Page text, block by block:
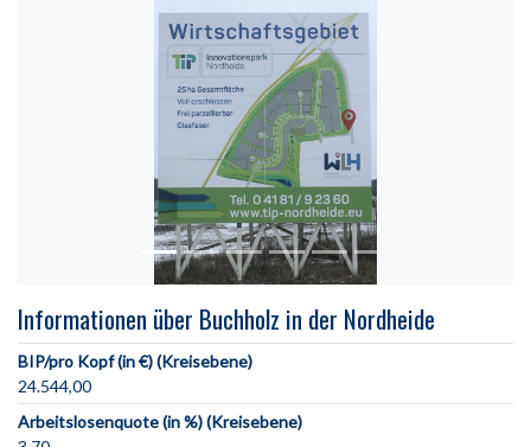
Informationen über Buchholz in der Nordheide
BIP/pro Kopf (in €) (Kreisebene)
24.544,00
Arbeitslosenquote (in %) (Kreisebene)